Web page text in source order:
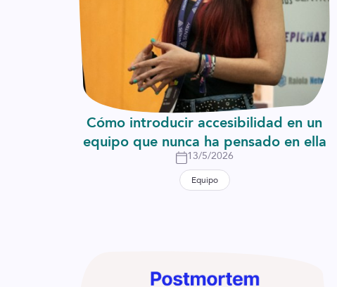
Cómo introducir accesibilidad en un
equipo que nunca ha pensado en ella
13/5/2026
Equipo